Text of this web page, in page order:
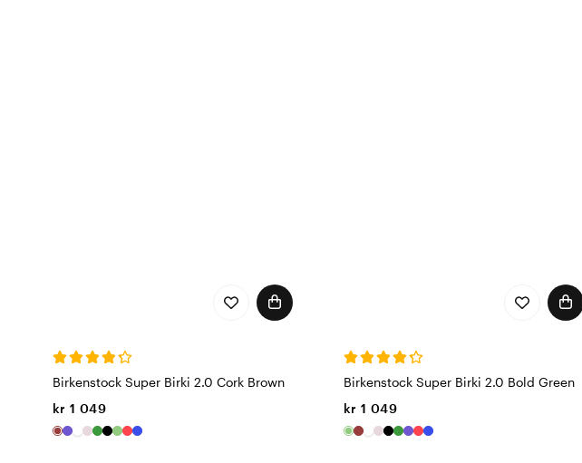
Birkenstock Super Birki 2.0 Cork Brown
kr 1 049
Birkenstock Super Birki 2.0 Bold Green
kr 1 049